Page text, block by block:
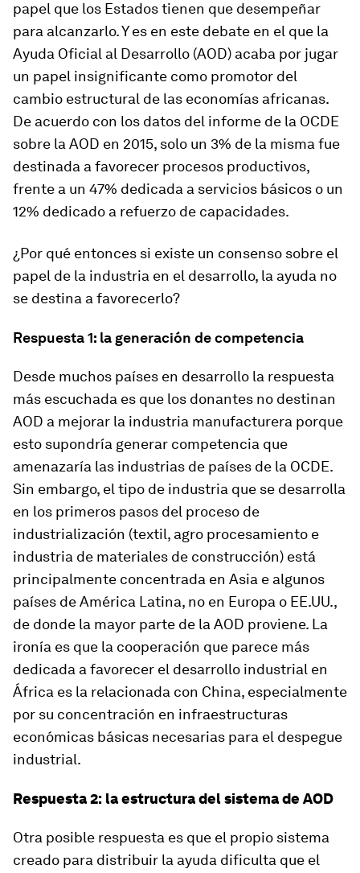
papel que los Estados tienen que desempeñar
para alcanzarlo. Y es en este debate en el que la
Ayuda Oficial al Desarrollo (AOD) acaba por jugar
un papel insignificante como promotor del
cambio estructural de las economías africanas.
De acuerdo con los datos del informe de la OCDE
sobre la AOD en 2015, solo un 3% de la misma fue
destinada a favorecer procesos productivos,
frente a un 47% dedicada a servicios básicos o un
12% dedicado a refuerzo de capacidades.
¿Por qué entonces si existe un consenso sobre el
papel de la industria en el desarrollo, la ayuda no
se destina a favorecerlo?
Respuesta 1: la generación de competencia
Desde muchos países en desarrollo la respuesta
más escuchada es que los donantes no destinan
AOD a mejorar la industria manufacturera porque
esto supondría generar competencia que
amenazaría las industrias de países de la OCDE.
Sin embargo, el tipo de industria que se desarrolla
en los primeros pasos del proceso de
industrialización (textil, agro procesamiento e
industria de materiales de construcción) está
principalmente concentrada en Asia e algunos
países de América Latina, no en Europa o EE.UU.,
de donde la mayor parte de la AOD proviene. La
ironía es que la cooperación que parece más
dedicada a favorecer el desarrollo industrial en
África es la relacionada con China, especialmente
por su concentración en infraestructuras
económicas básicas necesarias para el despegue
industrial.
Respuesta 2: la estructura del sistema de AOD
Otra posible respuesta es que el propio sistema
creado para distribuir la ayuda dificulta que el